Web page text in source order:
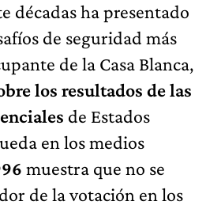
décadas ha presentado
de seguridad más
de la Casa Blanca,
los resultados de las
de Estados
en los medios
muestra que no se
de la votación en los